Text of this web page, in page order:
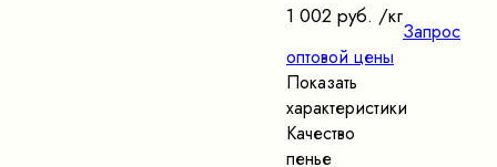
1 002 руб. /кг
Запрос
оптовой цены
Показать
характеристики
Качество
пенье